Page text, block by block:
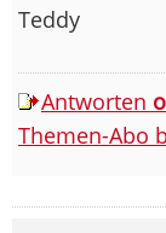
Teddy
Antworten
Themen-Abo